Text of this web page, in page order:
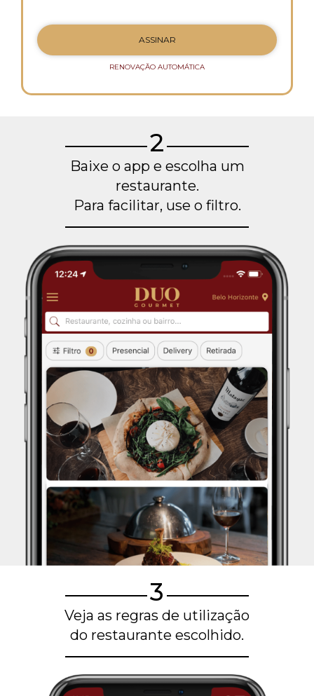
ASSINAR
RENOVAÇÃO AUTOMÁTICA
2
Baixe o app e escolha um
restaurante.
Para facilitar, use o filtro.
3
Veja as regras de utilização
do restaurante escolhido.